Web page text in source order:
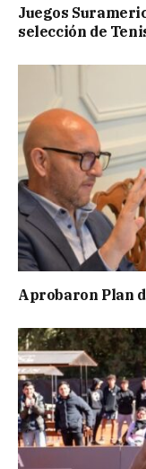
Juegos
selección de
Aprobaron Plan